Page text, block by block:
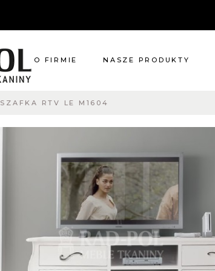
O FIRMIE
O co pytacie?
Napisz do nas
NASZE PRODUKTY
Renowacje
Kuchnie
Dodatki
Tkaniny
Katalog
SZAFKA RTV LE M1604